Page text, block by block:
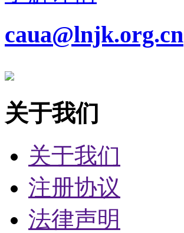
caua@lnjk.org.cn
关于我们
关于我们
注册协议
法律声明